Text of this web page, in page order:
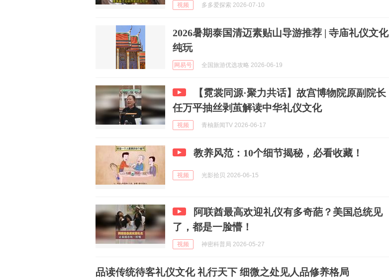
视频 多多爱探索 2026-07-10
2026暑期泰国清迈素贴山导游推荐 | 寺庙礼仪文化
纯玩
网易号 全国旅游优选攻略 2026-06-19
【霓裳同源·聚力共话】故宫博物院原副院长
任万平抽丝剥茧解读中华礼仪文化
视频 青柚新闻TV 2026-06-17
教养风范：10个细节揭秘，必看收藏！
视频 光影拾贝 2026-06-15
阿联酋最高欢迎礼仪有多奇葩？美国总统见
了，都是一脸懵！
视频 神密科普局 2026-05-27
品读传统待客礼仪文化 礼行天下 细微之处见人品修养格局